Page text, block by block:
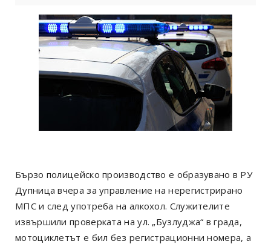
Бързо полицейско производство е образувано в РУ
Дупница вчера за управление на нерегистрирано
МПС и след употреба на алкохол. Служителите
извършили проверката на ул. „Бузлуджа“ в града,
мотоциклетът е бил без регистрационни номера, а